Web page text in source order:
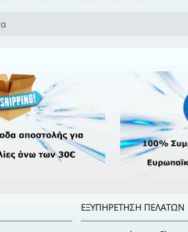
ΕΞΥΠΗΡΈΤΗΣΗ ΠΕΛΑΤΏΝ